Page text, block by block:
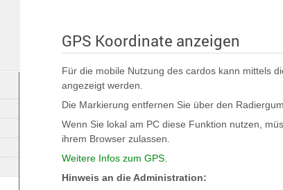
GPS Koordinate anzeigen
Für die mobile Nutzung des cardos kann mittels
angezeigt werden.
Die Markierung entfernen Sie über den
Wenn Sie lokal am PC diese Funktion nutzen,
ihrem Browser zulassen.
Weitere Infos zum GPS.
Hinweis an die Administration: